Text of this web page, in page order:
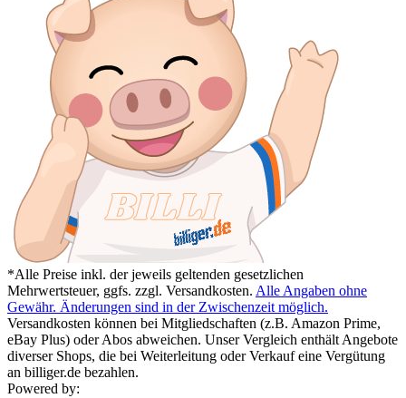
*Alle Preise inkl. der jeweils geltenden gesetzlichen
Mehrwertsteuer, ggfs. zzgl. Versandkosten. Alle Angaben ohne
Gewähr. Änderungen sind in der Zwischenzeit möglich.
Versandkosten können bei Mitgliedschaften (z.B. Amazon Prime,
eBay Plus) oder Abos abweichen. Unser Vergleich enthält Angebote
diverser Shops, die bei Weiterleitung oder Verkauf eine Vergütung
an billiger.de bezahlen.
Powered by: